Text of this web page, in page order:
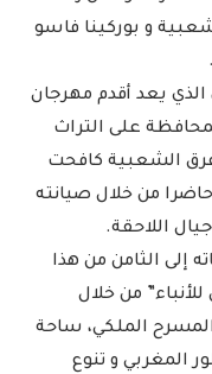
و بوركينا فاسو
يعد أقدم مهرجان
إطار المحافظة على التراث
الشعبية كافحت
من خلال صيانته
اللاحقة.
إلى الثامن من هذا
من خلال
الملكي، ساحة
المغربي و تنوع